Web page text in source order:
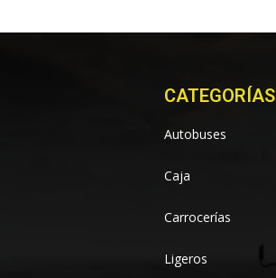
CATEGORÍAS
Autobuses
Caja
Carrocerías
Ligeros